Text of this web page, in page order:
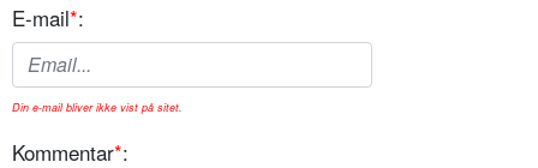
E-mail*:
Din e-mail bliver ikke vist på sitet.
Kommentar*: